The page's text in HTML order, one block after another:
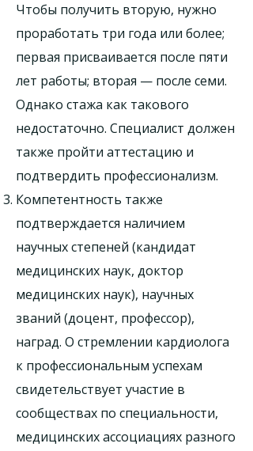
Чтобы получить вторую, нужно
проработать три года или более;
первая присваивается после пяти
лет работы; вторая — после семи.
Однако стажа как такового
недостаточно. Специалист должен
также пройти аттестацию и
подтвердить профессионализм.
Компетентность также
подтверждается наличием
научных степеней (кандидат
медицинских наук, доктор
медицинских наук), научных
званий (доцент, профессор),
наград. О стремлении кардиолога
к профессиональным успехам
свидетельствует участие в
сообществах по специальности,
медицинских ассоциациях разного